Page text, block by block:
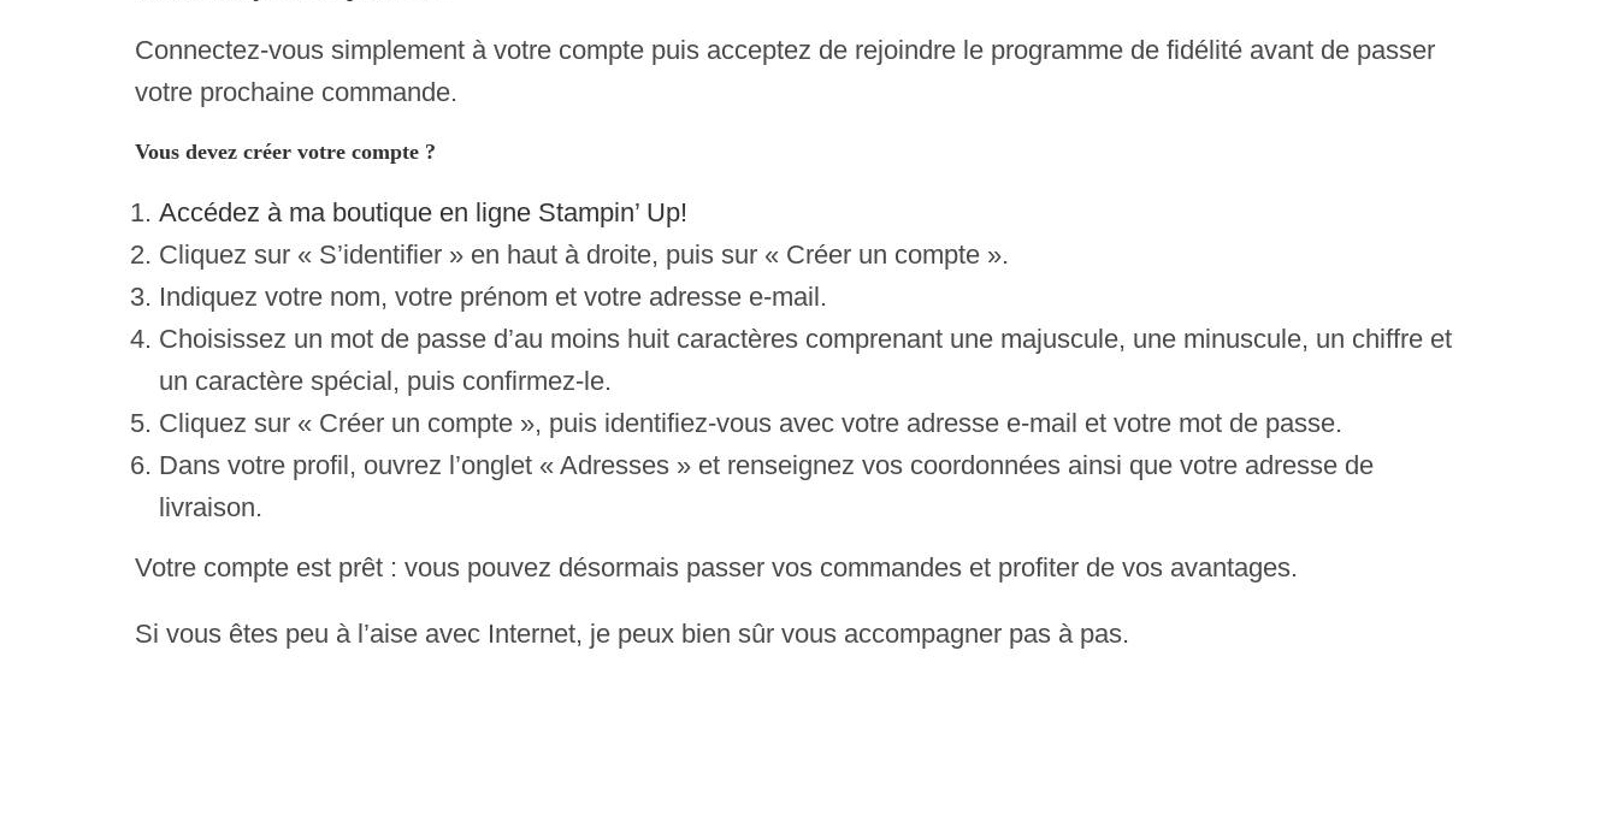
Connectez-vous simplement à votre compte puis acceptez de rejoindre le programme de fidélité avant de passer
votre prochaine commande.
Vous devez créer votre compte ?
Accédez à ma boutique en ligne Stampin’ Up!
Cliquez sur « S’identifier » en haut à droite, puis sur « Créer un compte ».
Indiquez votre nom, votre prénom et votre adresse e-mail.
Choisissez un mot de passe d’au moins huit caractères comprenant une majuscule, une minuscule, un chiffre et
un caractère spécial, puis confirmez-le.
Cliquez sur « Créer un compte », puis identifiez-vous avec votre adresse e-mail et votre mot de passe.
Dans votre profil, ouvrez l’onglet « Adresses » et renseignez vos coordonnées ainsi que votre adresse de
livraison.
Votre compte est prêt : vous pouvez désormais passer vos commandes et profiter de vos avantages.
Si vous êtes peu à l’aise avec Internet, je peux bien sûr vous accompagner pas à pas.